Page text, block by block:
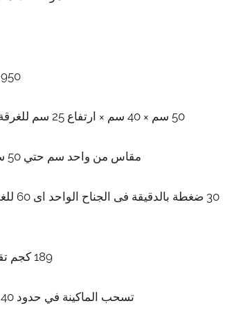
950 وات + 800 وات اللحام تقريبي
50 سم × 40 سم × ارتفاع 25 سم للغرقة الواحدة ذات الجناحين اى اربع اجنحة بمثابة اربعة ماكينات تقريبي
مقاس من واحد سم حتي 50 سم اي اقصي كيس يكون مقاسه 40 سم × 50 سم تقريبي
189 كجم تقريبي يزداد او ينقص حسب التحديثات
تسحب الماكينة في حدود 40 متر مكعب هواء فاكيوم من الاكياس في الساعة تقريبي